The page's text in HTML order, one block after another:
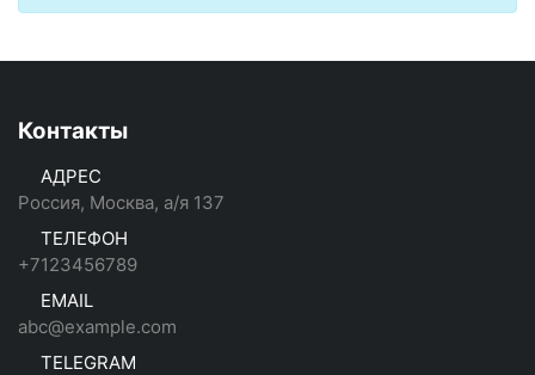
Контакты
АДРЕС
Россия, Москва, а/я 137
ТЕЛЕФОН
+7123456789
EMAIL
abc@example.com
TELEGRAM